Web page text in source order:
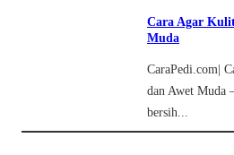
Cara Agar
Muda
CaraPedi.com|
dan Awet Muda
bersih...